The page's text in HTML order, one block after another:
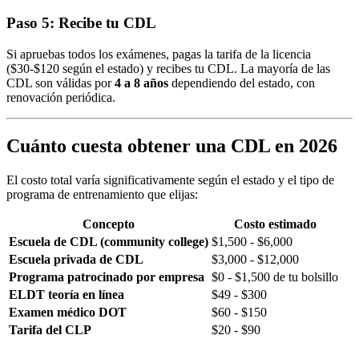
Paso 5: Recibe tu CDL
Si apruebas todos los exámenes, pagas la tarifa de la licencia
($30-$120 según el estado) y recibes tu CDL. La mayoría de las
CDL son válidas por4 a 8 años dependiendo del estado, con
renovación periódica.
Cuánto cuesta obtener una CDL en 2026
El costo total varía significativamente según el estado y el tipo de
programa de entrenamiento que elijas:
Concepto
Costo estimado
Escuela de CDL (community college) $1,500 - $6,000
Escuela privada de CDL
$3,000 - $12,000
Programa patrocinado por empresa $0 - $1,500 de tu bolsillo
ELDT teoría en línea
$49 - $300
Examen médico DOT
$60 - $150
Tarifa del CLP
$20 - $90